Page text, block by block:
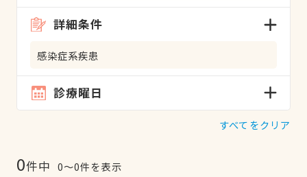
詳細条件
感染症系疾患
診療曜日
すべてをクリア
0件中 0〜0件を表示